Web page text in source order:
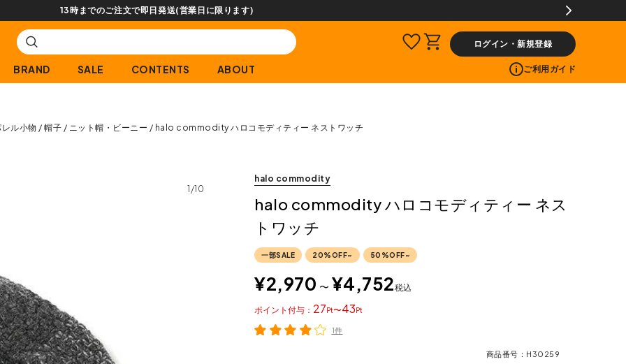
ログイン・新規登録
BRAND SALE CONTENTS ABOUT ご利用ガイド
ル小物 帽子 ニット帽・ビーニー halo commodity ハロコモディティー ネストワッチ
1/10
halo commodity
halo commodity ハロコモディティー ネス
トワッチ
一部SALE 20%OFF~ 50%OFF~
¥2,970 〜 ¥4,752税込
27 〜43
ポイント
1件
商品番号 H30259